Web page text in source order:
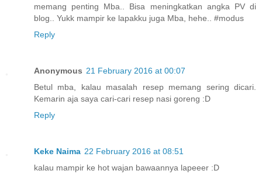
memang penting Mba.. Bisa meningkatkan angka PV di
blog.. Yukk mampir ke lapakku juga Mba, hehe.. #modus
Reply
Anonymous 21 February 2016 at 00:07
Betul mba, kalau masalah resep memang sering dicari.
Kemarin aja saya cari-cari resep nasi goreng :D
Reply
Keke Naima 22 February 2016 at 08:51
kalau mampir ke hot wajan bawaannya lapeeer :D